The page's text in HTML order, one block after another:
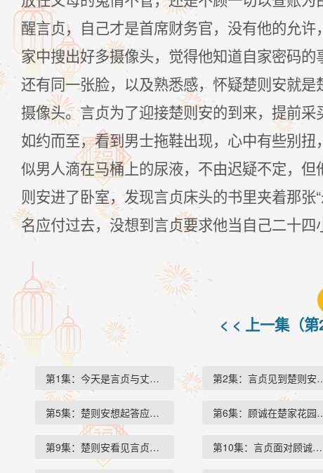
醒言贞，自己才是首席财务官，没有他的允
家中搜出好多摄像头，觉得他知道自家密码的
还有同一张脸，以及熟悉感，怀疑楚则安就
摄像头。言贞为了迎接楚则安的到来，提前
如约而至，看到男士拖鞋出现，心中有些别
似男人滴在马桶上的尿液，不由迟疑不定，
则安进了卧室，发现言贞床头的书里夹着那
名应付过去，没想到言贞要求他当自己二十四
< < 上一集（第
第1集：今天是言贞与丈夫楚则… 第2集：言贞见到楚则安
第5集：楚则安想起答应言贞父… 第6集：顾诚在楚家花园
第9集：楚则安看见言贞约的人… 第10集：言贞面对顾诚